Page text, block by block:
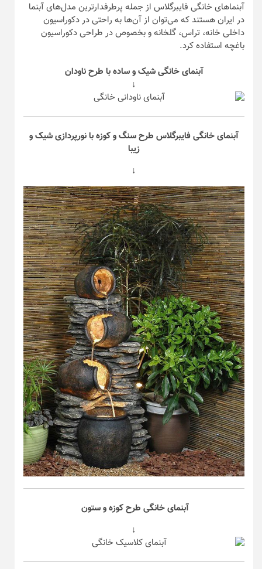
آبنما‌های خانگی فایبرگلاس از جمله پرطرفدارترین مدل‌های آبنما
در ایران هستند که می‌توان از آن‌ها به راحتی در دکوراسیون
داخلی خانه، تراس، گلخانه و بخصوص در طراحی دکوراسیون
باغچه استفاده کرد.
آبنمای خانگی شیک و ساده با طرح ناودان
↓
آبنمای خانگی فایبرگلاس طرح سنگ و کوزه با نورپردازی شیک و
زیبا
↓
آبنمای خانگی طرح کوزه و ستون
↓